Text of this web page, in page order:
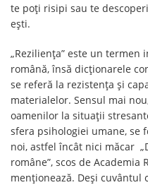
te poți risipi sau te
ești.
„Reziliența” este un
română, însă dicționarele
se referă la rezistența și
materialelor. Sensul mai
oamenilor la situații
sfera psihologiei umane, se
noi, astfel încât nici măcar
române”, scos de Academia
menționează. Deși cuvântul